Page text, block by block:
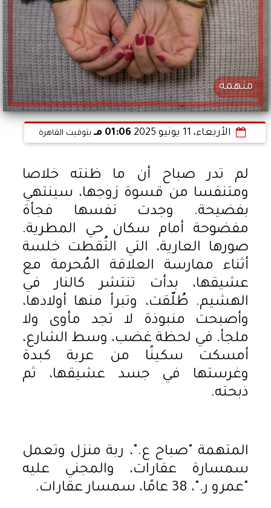
متهمة
الأربعاء، 11 يونيو 2025 01:06 مـ بتوقيت القاهرة
لم تدر صباح أن ما ظنته خلاصا
ومتنفسا من قسوة زوجها، سينتهي
بفضيحة. وجدت نفسها فجأة
مفضوحة أمام سكان حي المطرية.
صورها العارية، التي التُقطت خلسة
أثناء ممارسة العلاقة المُحرمة مع
عشيقها، بدأت تنتشر كالنار في
الهشيم. طُلّقت، وتبرأ منها أولادها،
وأصبحت منبوذة لا تجد مأوى ولا
ملجأ. في لحظة غضب، وسط الشارع،
أمسكت سكينًا من عربة كبدة
وغرستها في جسد عشيقها، ثم
ذبحته.
المتهمة "صباح ع."، ربة منزل وتعمل
سمسارة عقارات، والمجني عليه
"عمرو ر."، 38 عامًا، سمسار عقارات.